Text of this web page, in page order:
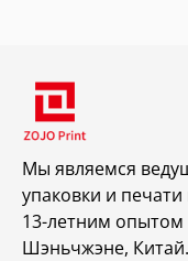
Мы являемся
упаковки и
13-летним
Шэньчжэне, Китай.